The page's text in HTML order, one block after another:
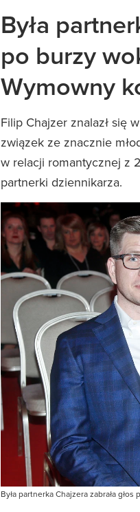
Była
po burzy
Wymowny
Filip Chajzer znalazł się
związek ze znacznie
w relacji romantycznej z
partnerki dziennikarza.
Była partnerka Chajzera zabrała